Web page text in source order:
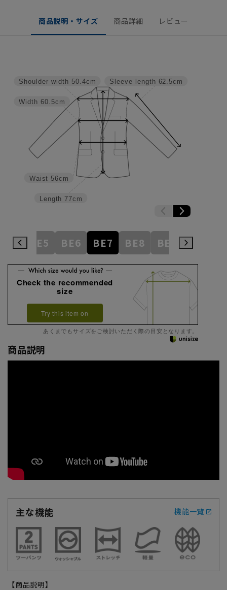
商品説明・サイズ 商品詳細 レビュー
Sleeve length 62.5cm
Length 77cm
Waist 56cm
Width 60.5cm
Shoulder width 50.4cm
BE5 BE6 BE7 BE8 BE9 BE10
Check the recommended
size
Try this item on
あくまでもサイズをご検討いただく際の目安となります。
商品説明
主な機能 機能一覧
【商品説明】